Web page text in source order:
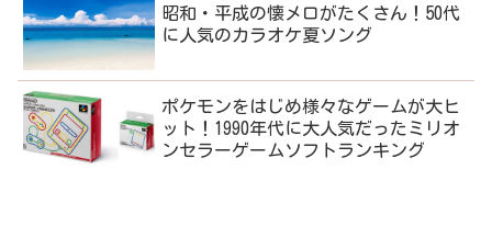
昭和・平成の懐メロがたくさん！50代
に人気のカラオケ夏ソング
ポケモンをはじめ様々なゲームが大ヒ
ット！1990年代に大人気だったミリオ
ンセラーゲームソフトランキング